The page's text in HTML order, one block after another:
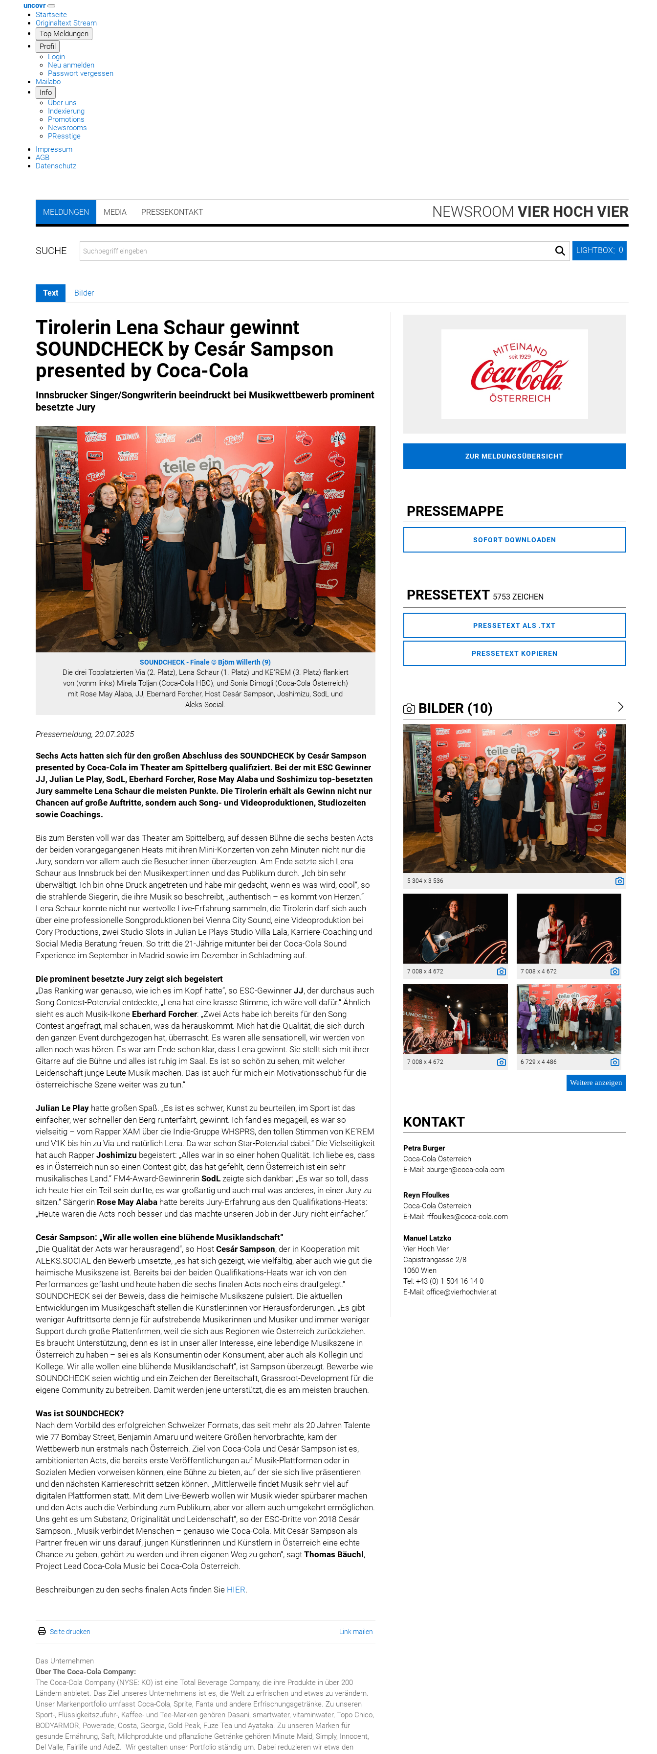
uncovr
Startseite
Originaltext Stream
Top Meldungen
Profil
Login
Neu anmelden
Passwort vergessen
Mailabo
Info
Über uns
Indexierung
Promotions
Newsrooms
PResstige
Impressum
AGB
Datenschutz
LIGHTBOX: 0
MELDUNGEN MEDIA PRESSEKONTAKT NEWSROOM VIER HOCH VIER
Text Bilder
Tirolerin Lena Schaur gewinnt
SOUNDCHECK by Cesár Sampson
presented by Coca-Cola
Innsbrucker Singer/Songwriterin beeindruckt bei Musikwettbewerb prominent
besetzte Jury
SOUNDCHECK - Finale © Björn Willerth (9)
Die drei Topplatzierten Via (2. Platz), Lena Schaur (1. Platz) und KE’REM (3. Platz) flankiert
von (vonm links) Mirela Toljan (Coca-Cola HBC), und Sonia Dimogli (Coca-Cola Österreich)
mit Rose May Alaba, JJ, Eberhard Forcher, Host Cesár Sampson, Joshimizu, SodL und
Aleks Social.
Pressemeldung, 20.07.2025
Sechs Acts hatten sich für den großen Abschluss des SOUNDCHECK by Cesár Sampson
presented by Coca-Cola im Theater am Spittelberg qualifiziert. Bei der mit ESC Gewinner
JJ, Julian Le Play, SodL, Eberhard Forcher, Rose May Alaba und Soshimizu top-besetzten
Jury sammelte Lena Schaur die meisten Punkte. Die Tirolerin erhält als Gewinn nicht nur
Chancen auf große Auftritte, sondern auch Song- und Videoproduktionen, Studiozeiten
sowie Coachings.
Bis zum Bersten voll war das Theater am Spittelberg, auf dessen Bühne die sechs besten Acts
der beiden vorangegangenen Heats mit ihren Mini-Konzerten von zehn Minuten nicht nur die
Jury, sondern vor allem auch die Besucher:innen überzeugten. Am Ende setzte sich Lena
Schaur aus Innsbruck bei den Musikexpert:innen und das Publikum durch. „Ich bin sehr
überwältigt. Ich bin ohne Druck angetreten und habe mir gedacht, wenn es was wird, cool“, so
die strahlende Siegerin, die ihre Musik so beschreibt, „authentisch – es kommt von Herzen.“
Lena Schaur konnte nicht nur wertvolle Live-Erfahrung sammeln, die Tirolerin darf sich auch
über eine professionelle Songproduktionen bei Vienna City Sound, eine Videoproduktion bei
Cory Productions, zwei Studio Slots in Julian Le Plays Studio Villa Lala, Karriere-Coaching und
Social Media Beratung freuen. So tritt die 21-Jährige mitunter bei der Coca-Cola Sound
Experience im September in Madrid sowie im Dezember in Schladming auf.
Die prominent besetzte Jury zeigt sich begeistert
„Das Ranking war genauso, wie ich es im Kopf hatte“, so ESC-Gewinner JJ, der durchaus auch
Song Contest-Potenzial entdeckte, „Lena hat eine krasse Stimme, ich wäre voll dafür.“ Ähnlich
sieht es auch Musik-Ikone Eberhard Forcher: „Zwei Acts habe ich bereits für den Song
Contest angefragt, mal schauen, was da herauskommt. Mich hat die Qualität, die sich durch
den ganzen Event durchgezogen hat, überrascht. Es waren alle sensationell, wir werden von
allen noch was hören. Es war am Ende schon klar, dass Lena gewinnt. Sie stellt sich mit ihrer
Gitarre auf die Bühne und alles ist ruhig im Saal. Es ist so schön zu sehen, mit welcher
Leidenschaft junge Leute Musik machen. Das ist auch für mich ein Motivationsschub für die
österreichische Szene weiter was zu tun.“
Julian Le Play hatte großen Spaß. „Es ist es schwer, Kunst zu beurteilen, im Sport ist das
einfacher, wer schneller den Berg runterfährt, gewinnt. Ich fand es megageil, es war so
vielseitig – vom Rapper XAM über die Indie-Gruppe WHSPRS, den tollen Stimmen von KE’REM
und V1K bis hin zu Via und natürlich Lena. Da war schon Star-Potenzial dabei.“ Die Vielseitigkeit
hat auch Rapper Joshimizu begeistert: „Alles war in so einer hohen Qualität. Ich liebe es, dass
es in Österreich nun so einen Contest gibt, das hat gefehlt, denn Österreich ist ein sehr
musikalisches Land.“ FM4-Award-Gewinnerin SodL zeigte sich dankbar: „Es war so toll, dass
ich heute hier ein Teil sein durfte, es war großartig und auch mal was anderes, in einer Jury zu
sitzen.“ Sängerin Rose May Alaba hatte bereits Jury-Erfahrung aus den Qualifikations-Heats:
„Heute waren die Acts noch besser und das machte unseren Job in der Jury nicht einfacher.“
Cesár Sampson: „Wir alle wollen eine blühende Musiklandschaft“
„Die Qualität der Acts war herausragend“, so Host Cesár Sampson, der in Kooperation mit
ALEKS.SOCIAL den Bewerb umsetzte, „es hat sich gezeigt, wie vielfältig, aber auch wie gut die
heimische Musikszene ist. Bereits bei den beiden Qualifikations-Heats war ich von den
Performances geflasht und heute haben die sechs finalen Acts noch eins draufgelegt.“
SOUNDCHECK sei der Beweis, dass die heimische Musikszene pulsiert. Die aktuellen
Entwicklungen im Musikgeschäft stellen die Künstler:innen vor Herausforderungen. „Es gibt
weniger Auftrittsorte denn je für aufstrebende Musikerinnen und Musiker und immer weniger
Support durch große Plattenfirmen, weil die sich aus Regionen wie Österreich zurückziehen.
Es braucht Unterstützung, denn es ist in unser aller Interesse, eine lebendige Musikszene in
Österreich zu haben – sei es als Konsumentin oder Konsument, aber auch als Kollegin und
Kollege. Wir alle wollen eine blühende Musiklandschaft“, ist Sampson überzeugt. Bewerbe wie
SOUNDCHECK seien wichtig und ein Zeichen der Bereitschaft, Grassroot-Development für die
eigene Community zu betreiben. Damit werden jene unterstützt, die es am meisten brauchen.
Was ist SOUNDCHECK?
Nach dem Vorbild des erfolgreichen Schweizer Formats, das seit mehr als 20 Jahren Talente
wie 77 Bombay Street, Benjamin Amaru und weitere Größen hervorbrachte, kam der
Wettbewerb nun erstmals nach Österreich. Ziel von Coca-Cola und Cesár Sampson ist es,
ambitionierten Acts, die bereits erste Veröffentlichungen auf Musik-Plattformen oder in
Sozialen Medien vorweisen können, eine Bühne zu bieten, auf der sie sich live präsentieren
und den nächsten Karriereschritt setzen können. „Mittlerweile findet Musik sehr viel auf
digitalen Plattformen statt. Mit dem Live-Bewerb wollen wir Musik wieder spürbarer machen
und den Acts auch die Verbindung zum Publikum, aber vor allem auch umgekehrt ermöglichen.
Uns geht es um Substanz, Originalität und Leidenschaft“, so der ESC-Dritte von 2018 Cesár
Sampson. „Musik verbindet Menschen – genauso wie Coca-Cola. Mit Cesár Sampson als
Partner freuen wir uns darauf, jungen Künstlerinnen und Künstlern in Österreich eine echte
Chance zu geben, gehört zu werden und ihren eigenen Weg zu gehen“, sagt Thomas Bäuchl,
Project Lead Coca-Cola Music bei Coca-Cola Österreich.
Beschreibungen zu den sechs finalen Acts finden Sie HIER.
Seite drucken Link mailen
Das Unternehmen
Über The Coca-Cola Company:
The Coca-Cola Company (NYSE: KO) ist eine Total Beverage Company, die ihre Produkte in über 200
Ländern anbietet. Das Ziel unseres Unternehmens ist es, die Welt zu erfrischen und etwas zu verändern.
Unser Markenportfolio umfasst Coca-Cola, Sprite, Fanta und andere Erfrischungsgetränke. Zu unseren
Sport-, Flüssigkeitszufuhr-, Kaffee- und Tee-Marken gehören Dasani, smartwater, vitaminwater, Topo Chico,
BODYARMOR, Powerade, Costa, Georgia, Gold Peak, Fuze Tea und Ayataka. Zu unseren Marken für
gesunde Ernährung, Saft, Milchprodukte und pflanzliche Getränke gehören Minute Maid, Simply, Innocent,
Del Valle, Fairlife und AdeZ. Wir gestalten unser Portfolio ständig um. Dabei reduzieren wir etwa den
ZUR MELDUNGSÜBERSICHT
PRESSEMAPPE
SOFORT DOWNLOADEN
PRESSETEXT 5753 ZEICHEN
PRESSETEXT ALS .TXT
PRESSETEXT KOPIEREN
BILDER (10)
5 304 x 3 536
7 008 x 4 672 7 008 x 4 672
7 008 x 4 672 6 729 x 4 486
Weitere anzeigen
KONTAKT
Petra Burger
Coca-Cola Österreich
E-Mail: pburger@coca-cola.com
Reyn Ffoulkes
Coca-Cola Österreich
E-Mail: rffoulkes@coca-cola.com
Manuel Latzko
Vier Hoch Vier
Capistrangasse 2/8
1060 Wien
Tel: +43 (0) 1 504 16 14 0
E-Mail: office@vierhochvier.at